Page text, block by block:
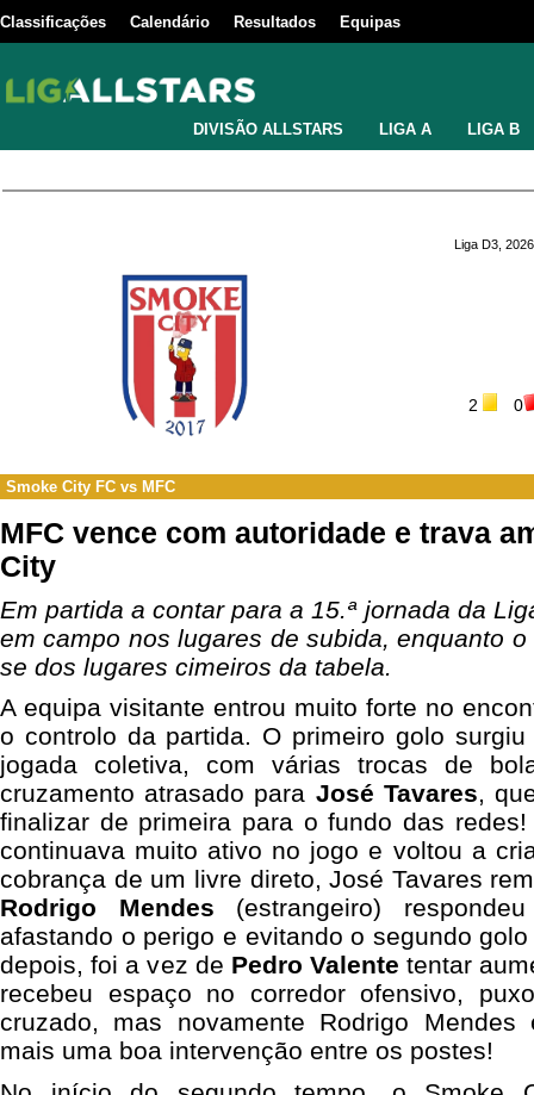
Classificações Calendário Resultados Equipas
DIVISÃO ALLSTARS LIGA A LIGA B
Liga D3,
2 0
Smoke City FC vs MFC
MFC vence com autoridade e trava
City
Em partida a contar para a 15.ª jornada da
em campo nos lugares de subida, enquanto
se dos lugares cimeiros da tabela.
A equipa visitante entrou muito forte no
o controlo da partida. O primeiro golo
jogada coletiva, com várias trocas de
cruzamento atrasado para José Tavares,
finalizar de primeira para o fundo das
continuava muito ativo no jogo e voltou a
cobrança de um livre direto, José Tavares
Rodrigo Mendes (estrangeiro)
afastando o perigo e evitando o segundo
depois, foi a vez de Pedro Valente tentar
recebeu espaço no corredor ofensivo,
cruzado, mas novamente Rodrigo
mais uma boa intervenção entre os postes!